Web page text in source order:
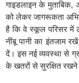
गाइडलाइन के मुताबिक,
को लेकर जागरूकता
है कि वे स्कूल परिसर में
नींबू पानी का इंतजाम
दें। इस नई व्यवस्था से
के खतरों से सुरक्षित रखने